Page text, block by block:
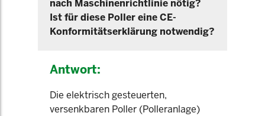
nach Maschinenrichtlinie nötig?
Ist für diese Poller eine CE-
Konformitätserklärung notwendig?
Antwort:
Die elektrisch gesteuerten,
versenkbaren Poller (Polleranlage)